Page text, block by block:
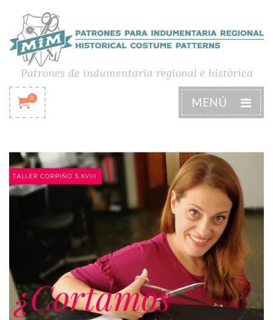
Patrones de indumentaria regional e histórica
0 MENÚ